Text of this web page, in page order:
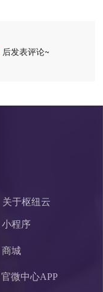
后发表评论~
关于枢纽云
小程序
商城
官微中心APP